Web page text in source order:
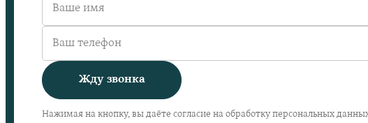
Жду звонка
Нажимая на кнопку, вы даёте согласие на обработку персональных